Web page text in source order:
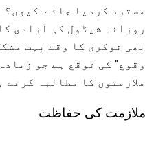
مسترد کردیا جائے.
روزانہ شیڈول کی آزادی
بھی نوکری کا وقت بہت
وقوع" کی توقع ہے جو
ملازمتوں کا مطالبہ کرتے
ملازمت کی حفاظت